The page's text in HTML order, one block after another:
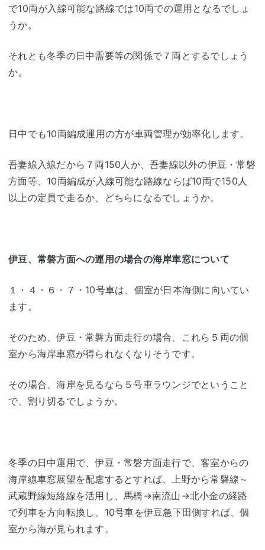
で10両が入線可能な路線では10両での運用となるでしょ
うか。
それとも冬季の日中需要等の関係で７両とするでしょう
か。
日中でも10両編成運用の方が車両管理が効率化します。
吾妻線入線だから７両150人か、吾妻線以外の伊豆・常磐
方面等、10両編成が入線可能な路線ならば10両で150人
以上の定員で走るか、どちらになるでしょうか。
伊豆、常磐方面への運用の場合の海岸車窓について
１・４・６・７・10号車は、個室が日本海側に向いてい
ます。
そのため、伊豆・常磐方面走行の場合、これら５両の個
室から海岸車窓が得られなくなりそうです。
その場合、海岸を見るなら５号車ラウンジでということ
で、割り切るでしょうか。
冬季の日中運用で、伊豆・常磐方面走行で、客室からの
海岸線車窓展望を配慮するとすれば、上野から常磐線～
武蔵野線短絡線を活用し、馬橋→南流山→北小金の経路
で列車を方向転換し、10号車を伊豆急下田側すれば、個
室から海が見られます。